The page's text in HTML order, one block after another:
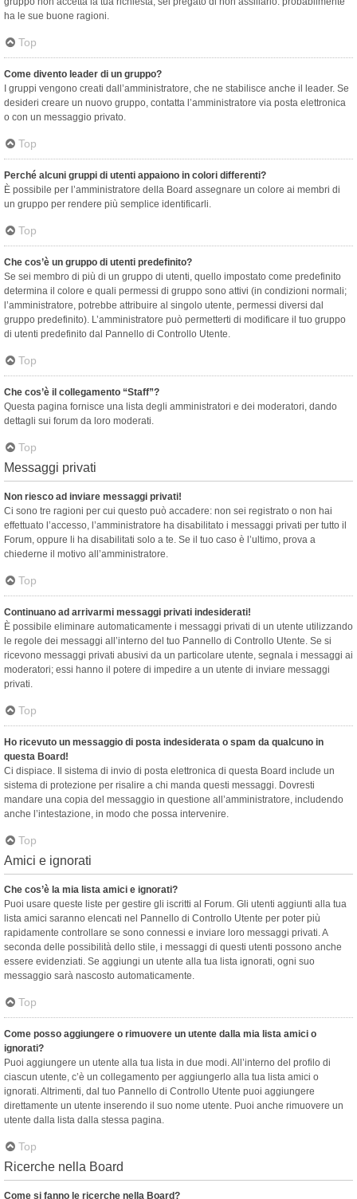
ha le sue buone ragioni.
Top
Come divento leader di un gruppo?
I gruppi vengono creati dall’amministratore, che ne stabilisce anche il leader. Se
desideri creare un nuovo gruppo, contatta l’amministratore via posta elettronica
o con un messaggio privato.
Top
Perché alcuni gruppi di utenti appaiono in colori differenti?
È possibile per l’amministratore della Board assegnare un colore ai membri di
un gruppo per rendere più semplice identificarli.
Top
Che cos’è un gruppo di utenti predefinito?
Se sei membro di più di un gruppo di utenti, quello impostato come predefinito
determina il colore e quali permessi di gruppo sono attivi (in condizioni normali;
l’amministratore, potrebbe attribuire al singolo utente, permessi diversi dal
gruppo predefinito). L’amministratore può permetterti di modificare il tuo gruppo
di utenti predefinito dal Pannello di Controllo Utente.
Top
Che cos’è il collegamento “Staff”?
Questa pagina fornisce una lista degli amministratori e dei moderatori, dando
dettagli sui forum da loro moderati.
Top
Messaggi privati
Non riesco ad inviare messaggi privati!
Ci sono tre ragioni per cui questo può accadere: non sei registrato o non hai
effettuato l’accesso, l’amministratore ha disabilitato i messaggi privati per tutto il
Forum, oppure li ha disabilitati solo a te. Se il tuo caso è l’ultimo, prova a
chiederne il motivo all’amministratore.
Top
Continuano ad arrivarmi messaggi privati indesiderati!
È possibile eliminare automaticamente i messaggi privati ​​di un utente utilizzando
le regole dei messaggi all’interno del tuo Pannello di Controllo Utente. Se si
ricevono messaggi privati ​​abusivi da un particolare utente, segnala i messaggi ai
moderatori; essi hanno il potere di impedire a un utente di inviare messaggi
privati​​.
Top
Ho ricevuto un messaggio di posta indesiderata o spam da qualcuno in
questa Board!
Ci dispiace. Il sistema di invio di posta elettronica di questa Board include un
sistema di protezione per risalire a chi manda questi messaggi. Dovresti
mandare una copia del messaggio in questione all’amministratore, includendo
anche l’intestazione, in modo che possa intervenire.
Top
Amici e ignorati
Che cos’è la mia lista amici e ignorati?
Puoi usare queste liste per gestire gli iscritti al Forum. Gli utenti aggiunti alla tua
lista amici saranno elencati nel Pannello di Controllo Utente per poter più
rapidamente controllare se sono connessi e inviare loro messaggi privati. A
seconda delle possibilità dello stile, i messaggi di questi utenti possono anche
essere evidenziati. Se aggiungi un utente alla tua lista ignorati, ogni suo
messaggio sarà nascosto automaticamente.
Top
Come posso aggiungere o rimuovere un utente dalla mia lista amici o
ignorati?
Puoi aggiungere un utente alla tua lista in due modi. All’interno del profilo di
ciascun utente, c’è un collegamento per aggiungerlo alla tua lista amici o
ignorati. Altrimenti, dal tuo Pannello di Controllo Utente puoi aggiungere
direttamente un utente inserendo il suo nome utente. Puoi anche rimuovere un
utente dalla lista dalla stessa pagina.
Top
Ricerche nella Board
Come si fanno le ricerche nella Board?